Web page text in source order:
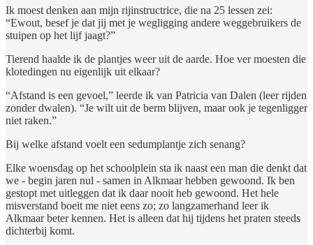
Ik moest denken aan mijn rijinstructrice, die na 25 lessen zei:
“Ewout, besef je dat jij met je wegligging andere weggebruikers de
stuipen op het lijf jaagt?”
Tierend haalde ik de plantjes weer uit de aarde. Hoe ver moesten die
klotedingen nu eigenlijk uit elkaar?
“Afstand is een gevoel,” leerde ik van Patricia van Dalen (leer rijden
zonder dwalen). “Je wilt uit de berm blijven, maar ook je tegenligger
niet raken.”
Bij welke afstand voelt een sedumplantje zich senang?
Elke woensdag op het schoolplein sta ik naast een man die denkt dat
we - begin jaren nul - samen in Alkmaar hebben gewoond. Ik ben
gestopt met uitleggen dat ik daar nooit heb gewoond. Het hele
misverstand boeit me niet eens zo; zo langzamerhand leer ik
Alkmaar beter kennen. Het is alleen dat hij tijdens het praten steeds
dichterbij komt.